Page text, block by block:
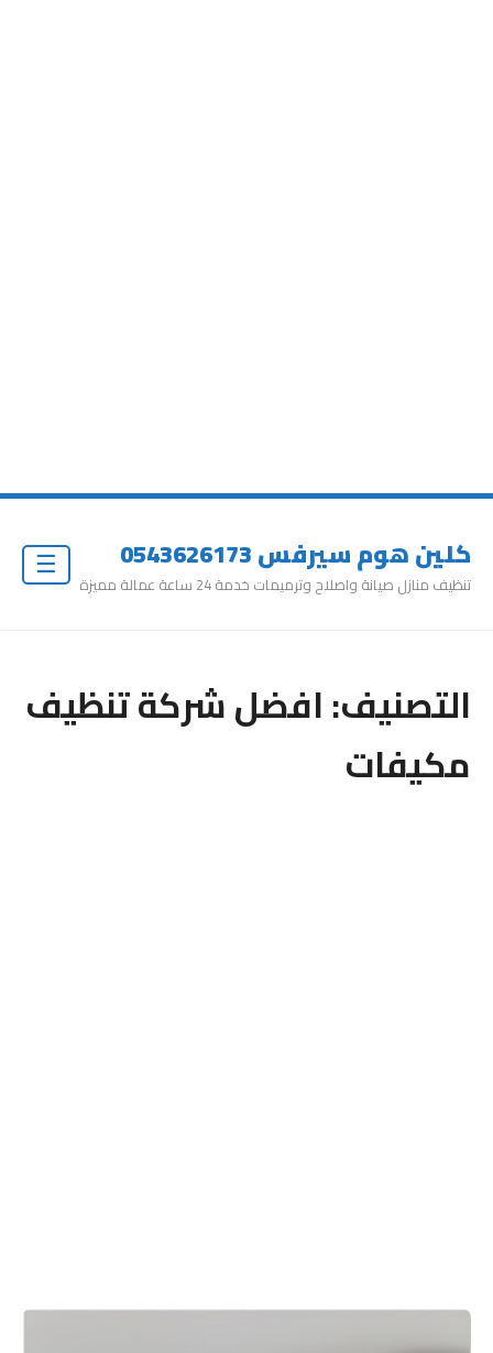
كلين هوم سيرفس 0543626173
تنظيف منازل صيانة واصلاح وترميمات خدمة 24 ساعة عمالة مميزة
التصنيف:افضل شركة تنظيف
مكيفات